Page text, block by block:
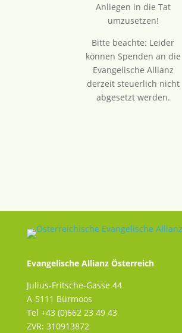
Anliegen in die Tat
umzusetzen!
Bitte beachte: Leider
können Spenden an die
Evangelische Allianz
derzeit steuerlich nicht
abgesetzt werden.
Evangelische Allianz Österreich
Julius-Fritsche-Gasse 44
A-5111 Bürmoos
Tel +43 (0)662 23 49 43
ZVR: 310913872